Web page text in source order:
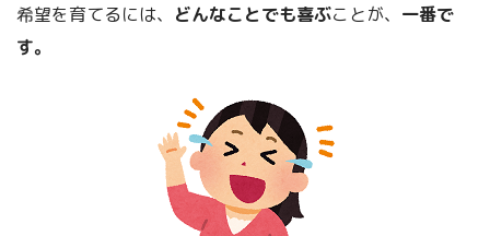
希望を育てるには、 どんなことでも喜ぶことが、 一番で
す。